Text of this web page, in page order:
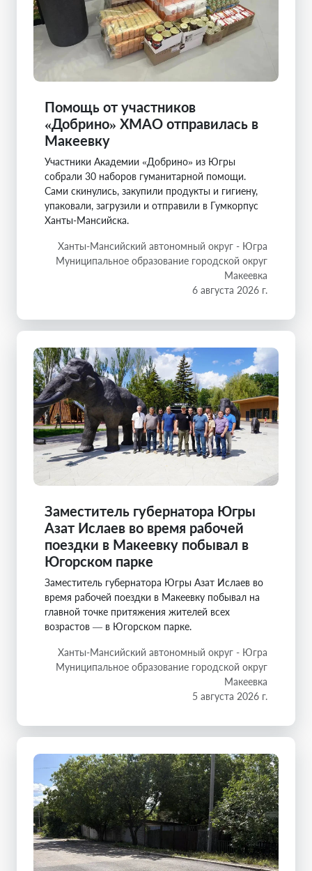
Помощь от участников
«Добрино» ХМАО отправилась в
Макеевку
Участники Академии «Добрино» из Югры
собрали 30 наборов гуманитарной помощи.
Сами скинулись, закупили продукты и гигиену,
упаковали, загрузили и отправили в Гумкорпус
Ханты-Мансийска.
Ханты-Мансийский автономный округ - Югра
Муниципальное образование городской округ
Макеевка
6 августа 2026 г.
Заместитель губернатора Югры
Азат Ислаев во время рабочей
поездки в Макеевку побывал в
Югорском парке
Заместитель губернатора Югры Азат Ислаев во
время рабочей поездки в Макеевку побывал на
главной точке притяжения жителей всех
возрастов — в Югорском парке.
Ханты-Мансийский автономный округ - Югра
Муниципальное образование городской округ
Макеевка
5 августа 2026 г.